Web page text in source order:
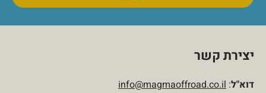
יצירת קשר
דוא"ל:
info@magmaoffroad.co.il